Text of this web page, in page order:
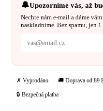
🔔Upozorníme vás, až
Nechte nám e-mail a dáme
naskladníme. Bez spamu, jen 1
✗ Vyprodáno 🚚 Doprava od 89
🔒 Bezpečná platba